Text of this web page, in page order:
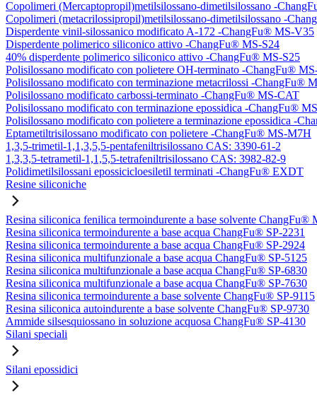
Copolimeri (Mercaptopropil)metilsilossano-dimetilsilossano -
Copolimeri (metacrilossipropil)metilsilossano-dimetilsilossano -
Disperdente vinil-silossanico modificato A-172 -ChangFu® MS-V35
Disperdente polimerico siliconico attivo -ChangFu® MS-S24
40% disperdente polimerico siliconico attivo -ChangFu® MS-S25
Polisilossano modificato con polietere OH-terminato -ChangFu®
Polisilossano modificato con terminazione metacrilossi -ChangFu®
Polisilossano modificato carbossi-terminato -ChangFu® MS-CAT
Polisilossano modificato con terminazione epossidica -ChangFu®
Polisilossano modificato con polietere a terminazione epossidica -
Eptametiltrisilossano modificato con polietere -ChangFu® MS-M7H
1,3,5-trimetil-1,1,3,5,5-pentafeniltrisilossano CAS: 3390-61-2
1,3,3,5-tetrametil-1,1,5,5-tetrafeniltrisilossano CAS: 3982-82-9
Polidimetilsilossani epossicicloesiletil terminati -ChangFu® EXDT
Resine siliconiche
Resina siliconica fenilica termoindurente a base solvente ChangFu®
Resina siliconica termoindurente a base acqua ChangFu® SP-2231
Resina siliconica termoindurente a base acqua ChangFu® SP-2924
Resina siliconica multifunzionale a base acqua ChangFu® SP-5125
Resina siliconica multifunzionale a base acqua ChangFu® SP-6830
Resina siliconica multifunzionale a base acqua ChangFu® SP-7630
Resina siliconica termoindurente a base solvente ChangFu® SP-9115
Resina siliconica autoindurente a base solvente ChangFu® SP-9730
Ammide silsesquiossano in soluzione acquosa ChangFu® SP-4130
Silani speciali
Silani epossidici